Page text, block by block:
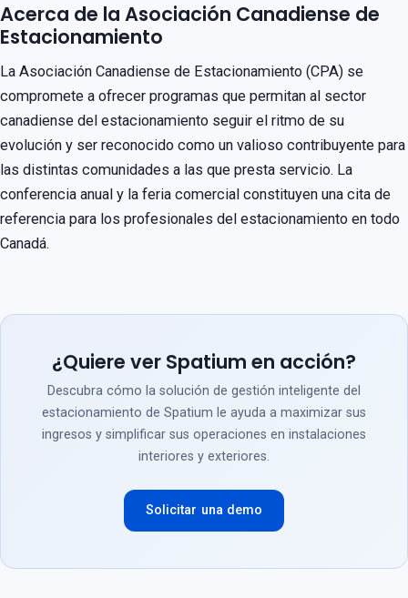
Acerca de la Asociación Canadiense de
Estacionamiento
La Asociación Canadiense de Estacionamiento (CPA) se
compromete a ofrecer programas que permitan al sector
canadiense del estacionamiento seguir el ritmo de su
evolución y ser reconocido como un valioso contribuyente para
las distintas comunidades a las que presta servicio. La
conferencia anual y la feria comercial constituyen una cita de
referencia para los profesionales del estacionamiento en todo
Canadá.
¿Quiere ver Spatium en acción?
Descubra cómo la solución de gestión inteligente del
estacionamiento de Spatium le ayuda a maximizar sus
ingresos y simplificar sus operaciones en instalaciones
interiores y exteriores.
Solicitar una demo